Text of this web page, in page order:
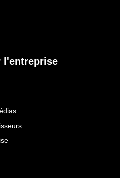
l'entreprise